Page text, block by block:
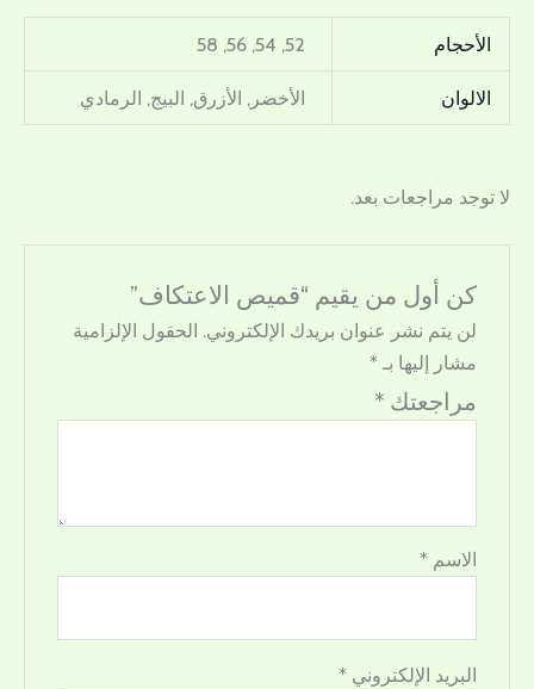
الأحجام 52, 54, 56, 58
الالوان الأخضر, الأزرق, البيج, الرمادي
لا توجد مراجعات بعد.
كن أول من يقيم “قميص الاعتكاف”
لن يتم نشر عنوان بريدك الإلكتروني. الحقول الإلزامية
مشار إليها بـ*
مراجعتك *
الاسم*
البريد الإلكتروني*